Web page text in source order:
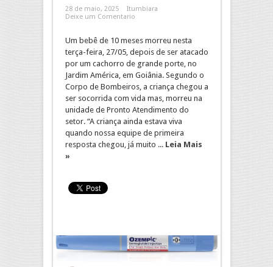
28 de maio, 2025
Itumbiara
Deixe um Comentario
Um bebê de 10 meses morreu nesta
terça-feira, 27/05, depois de ser atacado
por um cachorro de grande porte, no
Jardim América, em Goiânia. Segundo o
Corpo de Bombeiros, a criança chegou a
ser socorrida com vida mas, morreu na
unidade de Pronto Atendimento do
setor. “A criança ainda estava viva
quando nossa equipe de primeira
resposta chegou, já muito ... Leia Mais
»